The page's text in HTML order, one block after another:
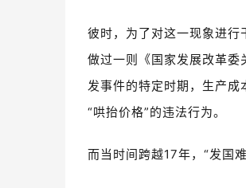
彼时，为了对这一现象进
做过一则《国家发展改革委
发事件的特定时期，生产成
“哄抬价格”的违法行为。
而当时间跨越17年，“发国